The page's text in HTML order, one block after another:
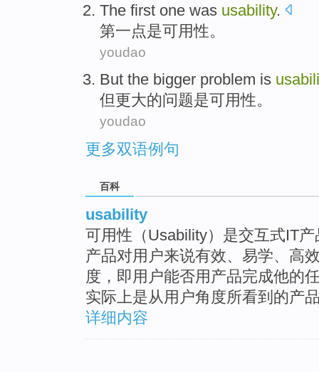
The first one was usability.
第一点是可用性。
youdao
But the bigger problem is
但更大的问题是可用性。
youdao
更多双语例句
百科
usability
可用性（Usability）是交互式IT
产品对用户来说有效、易学、高
度，即用户能否用产品完成他的
实际上是从用户角度所看到的产
详细内容